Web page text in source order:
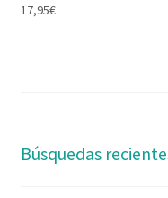
17,95€
Búsquedas